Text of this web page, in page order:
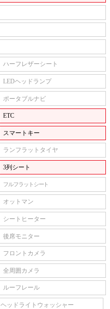
ハーフレザーシート
LEDヘッドランプ
ポータブルナビ
ETC
スマートキー
ランフラットタイヤ
3列シート
フルフラットシート
オットマン
シートヒーター
後席モニター
フロントカメラ
全周囲カメラ
ルーフレール
ヘッドライトウォッシャー